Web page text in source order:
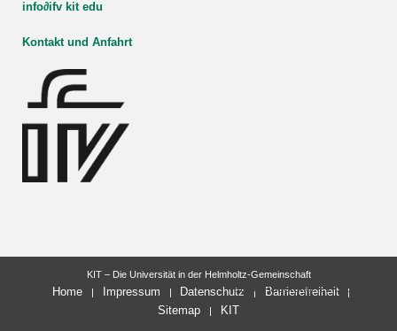
info∂ifv kit edu
Kontakt und Anfahrt
letzte Änderung: 21.04.2026
KIT – Die Universität in der Helmholtz-Gemeinschaft
Home Impressum Datenschutz
Barrierefreiheit
Sitemap
KIT